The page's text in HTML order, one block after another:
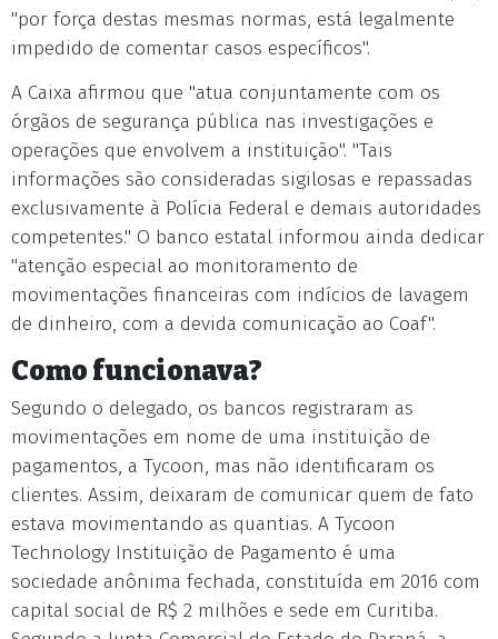
"por força destas mesmas normas, está legalmente
impedido de comentar casos específicos".
A Caixa afirmou que "atua conjuntamente com os
órgãos de segurança pública nas investigações e
operações que envolvem a instituição". "Tais
informações são consideradas sigilosas e repassadas
exclusivamente à Polícia Federal e demais autoridades
competentes." O banco estatal informou ainda dedicar
"atenção especial ao monitoramento de
movimentações financeiras com indícios de lavagem
de dinheiro, com a devida comunicação ao Coaf".
Como funcionava?
Segundo o delegado, os bancos registraram as
movimentações em nome de uma instituição de
pagamentos, a Tycoon, mas não identificaram os
clientes. Assim, deixaram de comunicar quem de fato
estava movimentando as quantias. A Tycoon
Technology Instituição de Pagamento é uma
sociedade anônima fechada, constituída em 2016 com
capital social de R$ 2 milhões e sede em Curitiba.